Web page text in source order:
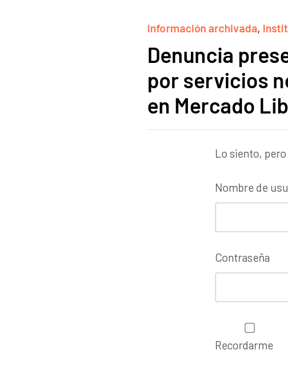
información archivada,
Denuncia
por servicios
en Mercado
Lo siento,
Nombre de
Contraseña
Recordarme